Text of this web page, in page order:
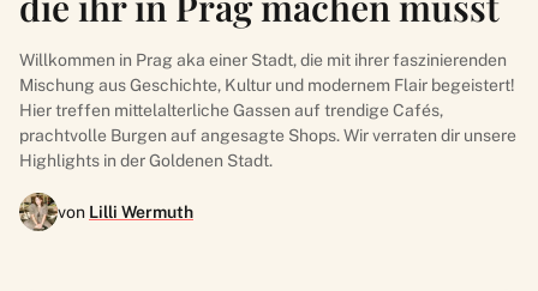
Willkommen in Prag aka einer Stadt, die mit ihrer faszinierenden
Mischung aus Geschichte, Kultur und modernem Flair begeistert!
Hier treffen mittelalterliche Gassen auf trendige Cafés,
prachtvolle Burgen auf angesagte Shops. Wir verraten dir unsere
Highlights in der Goldenen Stadt.
von Lilli Wermuth